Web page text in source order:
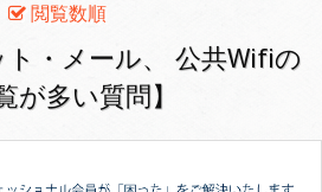
閲覧数順
・メール、 公共Wifiの
が多い質問】